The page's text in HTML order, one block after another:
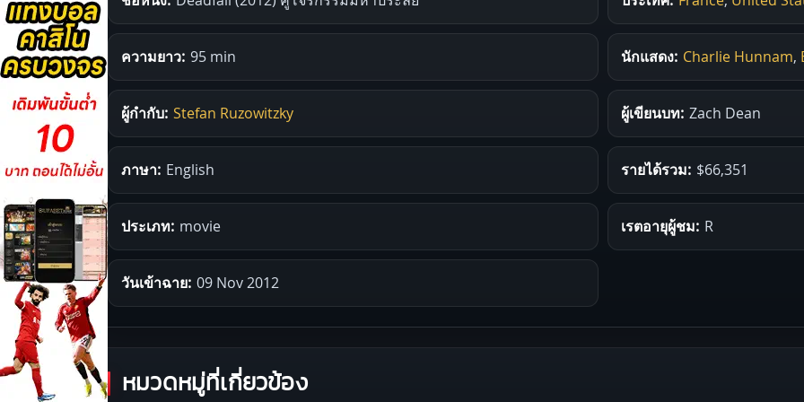
ความยาว: 95 min นักแสดง: Charlie Hunnam,
ผู้กำกับ: Stefan Ruzowitzky ผู้เขียนบท: Zach Dean
ภาษา: English รายได้รวม: $66,351
ประเภท: movie เรตอายุผู้ชม: R
วันเข้าฉาย: 09 Nov 2012
หมวดหมู่ที่เกี่ยวข้อง